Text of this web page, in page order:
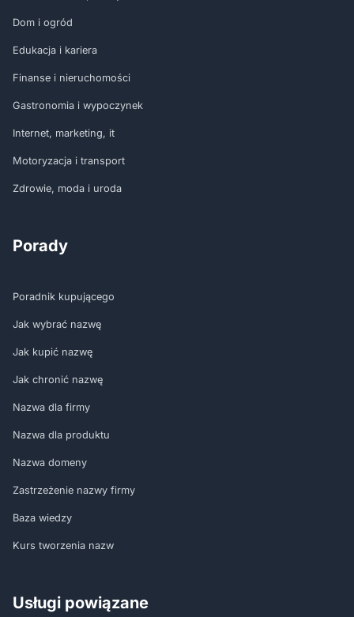
Dom i ogród
Edukacja i kariera
Finanse i nieruchomości
Gastronomia i wypoczynek
Internet, marketing, it
Motoryzacja i transport
Zdrowie, moda i uroda
Porady
Poradnik kupującego
Jak wybrać nazwę
Jak kupić nazwę
Jak chronić nazwę
Nazwa dla firmy
Nazwa dla produktu
Nazwa domeny
Zastrzeżenie nazwy firmy
Baza wiedzy
Kurs tworzenia nazw
Usługi powiązane